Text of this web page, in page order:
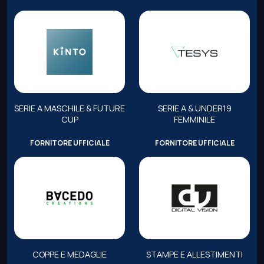
SERIE A MASCHILE & FUTURE
CUP
SERIE A & UNDER19
FEMMINILE
FORNITORE UFFICIALE
COPPE E MEDAGLIE
FORNITORE UFFICIALE
STAMPE E ALLESTIMENTI